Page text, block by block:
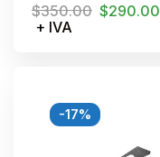
$350.00 $290.00
+ IVA
-17%